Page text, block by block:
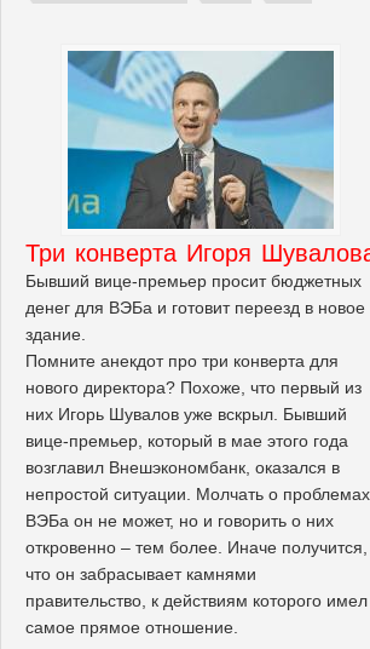
Три конверта Игоря
Бывший вице-премьер просит бюджетных
денег для ВЭБа и готовит переезд в новое
здание.
Помните анекдот про три конверта для
нового директора? Похоже, что первый из
них Игорь Шувалов уже вскрыл. Бывший
вице-премьер, который в мае этого года
возглавил Внешэкономбанк, оказался в
непростой ситуации. Молчать о проблемах
ВЭБа он не может, но и говорить о них
откровенно – тем более. Иначе получится,
что он забрасывает камнями
правительство, к действиям которого имел
самое прямое отношение.